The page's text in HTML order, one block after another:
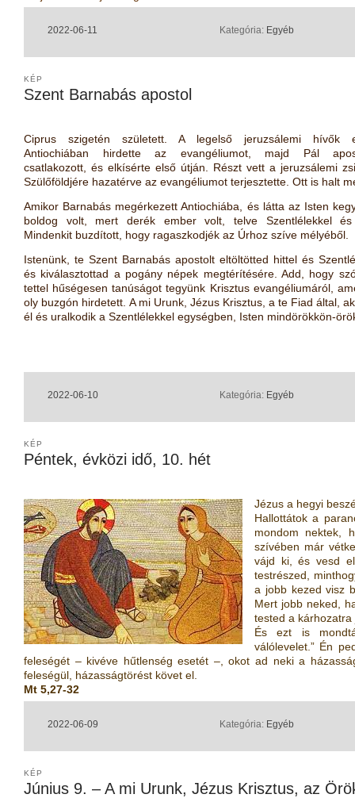
2022-06-11 Kategória: Egyéb
Szent Barnabás apostol
KÉP
Ciprus szigetén született. A legelső jeruzsálemi hívők
Antiochiában hirdette az evangéliumot, majd Pál
csatlakozott, és elkísérte első útján. Részt vett a jeruzsálemi
Szülőföldjére hazatérve az evangéliumot terjesztette. Ott is halt
Amikor Barnabás megérkezett Antiochiába, és látta az Isten
boldog volt, mert derék ember volt, telve Szentlélekkel
Mindenkit buzdított, hogy ragaszkodjék az Úrhoz szíve mélyéből.
Istenünk, te Szent Barnabás apostolt eltöltötted hittel és
és kiválasztottad a pogány népek megtérítésére. Add, hogy
tettel hűségesen tanúságot tegyünk Krisztus evangéliumáról,
oly buzgón hirdetett. A mi Urunk, Jézus Krisztus, a te Fiad által,
él és uralkodik a Szentlélekkel egységben, Isten mindörökkön-
2022-06-10 Kategória: Egyéb
Péntek, évközi idő, 10. hét
KÉP
Jézus a hegyi
Hallottátok a
mondom nektek,
szívében már
vájd ki, és vesd
testrészed,
a jobb kezed visz
Mert jobb neked,
tested a kárhozatra
És ezt is
válólevelet.” Én
feleségét – kivéve hűtlenség esetét –, okot ad neki a
feleségül, házasságtörést követ el.
Mt 5,27-32
2022-06-09 Kategória: Egyéb
Június 9. – A mi Urunk, Jézus Krisztus, az
KÉP